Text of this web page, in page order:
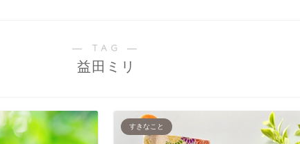
― TAG ―
益田ミリ
すきなこと